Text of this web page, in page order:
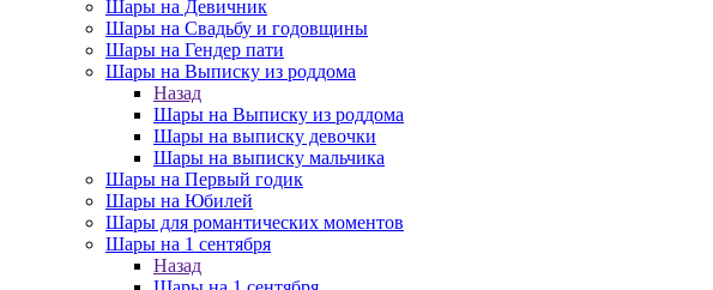
Шары на Девичник
Шары на Свадьбу и годовщины
Шары на Гендер пати
Шары на Выписку из роддома
Назад
Шары на Выписку из роддома
Шары на выписку девочки
Шары на выписку мальчика
Шары на Первый годик
Шары на Юбилей
Шары для романтических моментов
Шары на 1 сентября
Назад